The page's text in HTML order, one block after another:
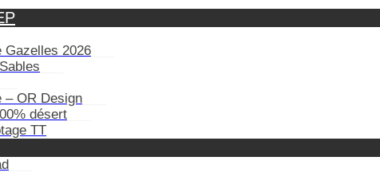
Gazelles 2026
– OR Design
désert
TT